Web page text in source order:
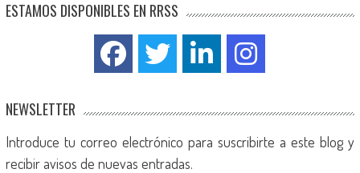
ESTAMOS DISPONIBLES EN RRSS
NEWSLETTER
Introduce tu correo electrónico para suscribirte a este blog y
recibir avisos de nuevas entradas.